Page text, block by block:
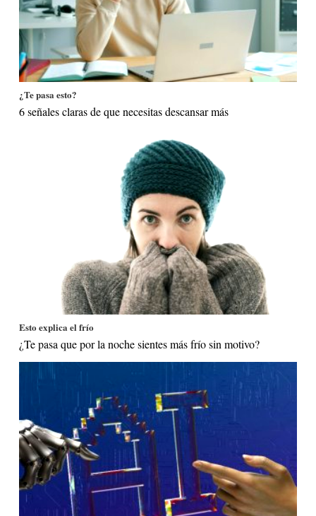
¿Te pasa esto?
6 señales claras de que necesitas descansar más
Esto explica el frío
¿Te pasa que por la noche sientes más frío sin motivo?